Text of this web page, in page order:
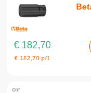
€ 182,70
€ 182,70 p/1